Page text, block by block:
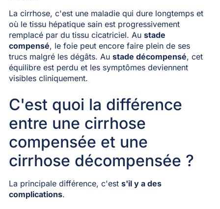
La cirrhose, c'est une maladie qui dure longtemps et
où le tissu hépatique sain est progressivement
remplacé par du tissu cicatriciel. Au stade
compensé, le foie peut encore faire plein de ses
trucs malgré les dégâts. Au stade décompensé, cet
équilibre est perdu et les symptômes deviennent
visibles cliniquement.
C'est quoi la différence
entre une cirrhose
compensée et une
cirrhose décompensée ?
La principale différence, c'est s'il y a des
complications.